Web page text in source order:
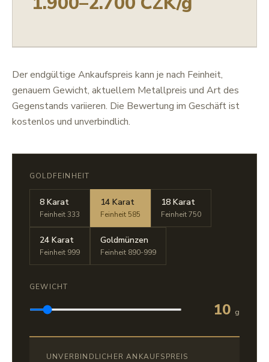
Der endgültige Ankaufspreis kann je nach Feinheit,
genauem Gewicht, aktuellem Metallpreis und Art des
Gegenstands variieren. Die Bewertung im Geschäft ist
kostenlos und unverbindlich.
GOLDFEINHEIT
8 Karat
Feinheit 333
14 Karat
Feinheit 585
18 Karat
Feinheit 750
24 Karat
Feinheit 999
Goldmünzen
Feinheit 890-999
GEWICHT
10 g
UNVERBINDLICHER ANKAUFSPREIS